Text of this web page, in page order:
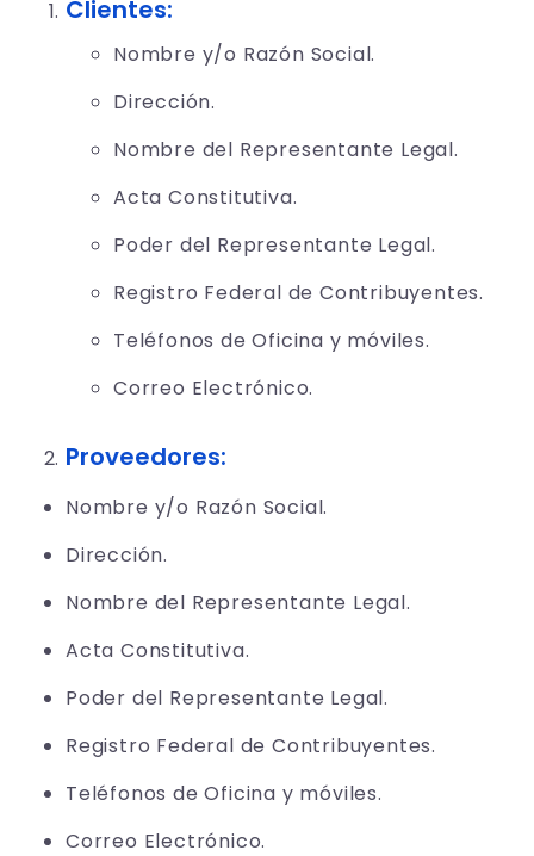
Clientes:
Nombre y/o Razón Social.
Dirección.
Nombre del Representante Legal.
Acta Constitutiva.
Poder del Representante Legal.
Registro Federal de Contribuyentes.
Teléfonos de Oficina y móviles.
Correo Electrónico.
Proveedores:
Nombre y/o Razón Social.
Dirección.
Nombre del Representante Legal.
Acta Constitutiva.
Poder del Representante Legal.
Registro Federal de Contribuyentes.
Teléfonos de Oficina y móviles.
Correo Electrónico.